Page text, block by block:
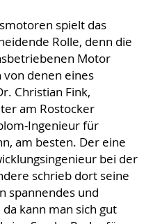
spielt das
Rolle, denn die
Motor
denen eines
Christian Fink,
am Rostocker
Ingenieur für
am besten. Der eine
bei der
schrieb dort seine
spannendes und
kann man sich gut